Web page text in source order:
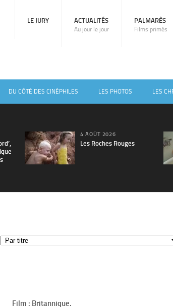
LE JURY ACTUALITÉS
Au jour le jour
PALMARÈS
Films primés
DU CÔTÉ DES CINÉPHILES LES PHOTOS LES
4 AOÛT 2026
Les Roches Rouges
Film : Britannique.